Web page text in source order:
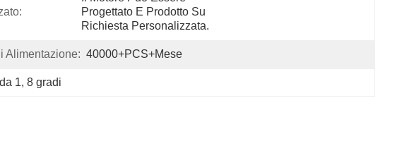
Progettato E Prodotto Su
Richiesta Personalizzata.
Alimentazione: 40000+PCS+Mese
1, 8 gradi